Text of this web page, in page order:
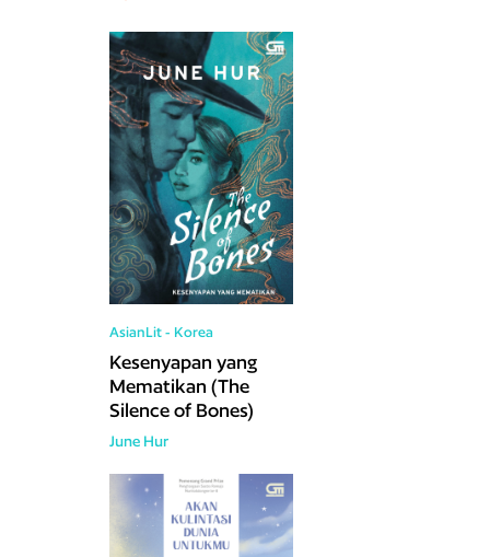
AsianLit - Korea
Kesenyapan yang
Mematikan (The
Silence of Bones)
June Hur